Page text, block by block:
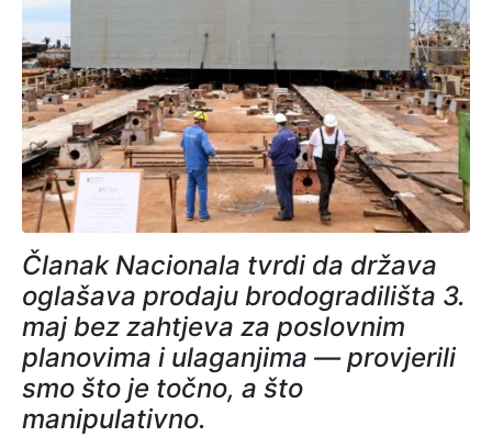
Članak Nacionala tvrdi da država
oglašava prodaju brodogradilišta 3.
maj bez zahtjeva za poslovnim
planovima i ulaganjima — provjerili
smo što je točno, a što
manipulativno.